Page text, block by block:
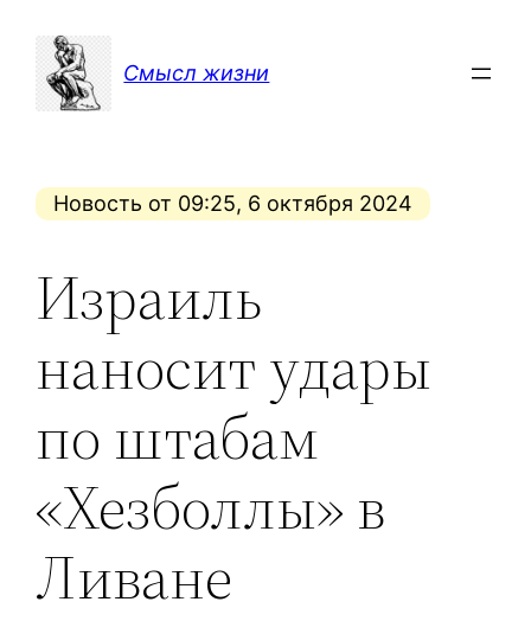
содержимому
Смысл жизни
Новость от 09:25, 6 октября 2024
Израиль
наносит удары
по штабам
«Хезболлы» в
Ливане